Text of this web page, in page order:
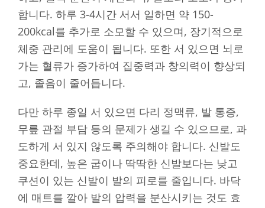
합니다. 하루 3-4시간 서서 일하면 약 150-
200kcal를 추가로 소모할 수 있으며, 장기적으로
체중 관리에 도움이 됩니다. 또한 서 있으면 뇌로
가는 혈류가 증가하여 집중력과 창의력이 향상되
고, 졸음이 줄어듭니다.
다만 하루 종일 서 있으면 다리 정맥류, 발 통증,
무릎 관절 부담 등의 문제가 생길 수 있으므로, 과
도하게 서 있지 않도록 주의해야 합니다. 신발도
중요한데, 높은 굽이나 딱딱한 신발보다는 낮고
쿠션이 있는 신발이 발의 피로를 줄입니다. 바닥
에 매트를 깔아 발의 압력을 분산시키는 것도 효